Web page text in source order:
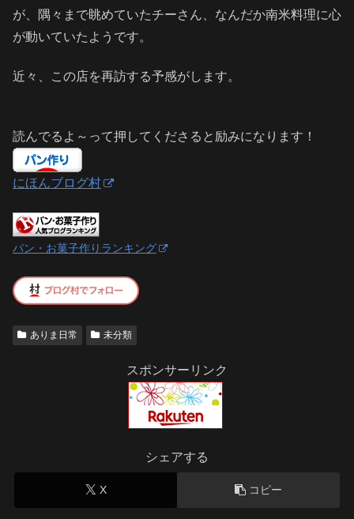
が、隅々まで眺めていたチーさん、なんだか南米料理に心
が動いていたようです。
近々、この店を再訪する予感がします。
読んでるよ～って押してくださると励みになります！
にほんブログ村
パン・お菓子作りランキング
ありま日常 未分類
スポンサーリンク
シェアする
X コピー